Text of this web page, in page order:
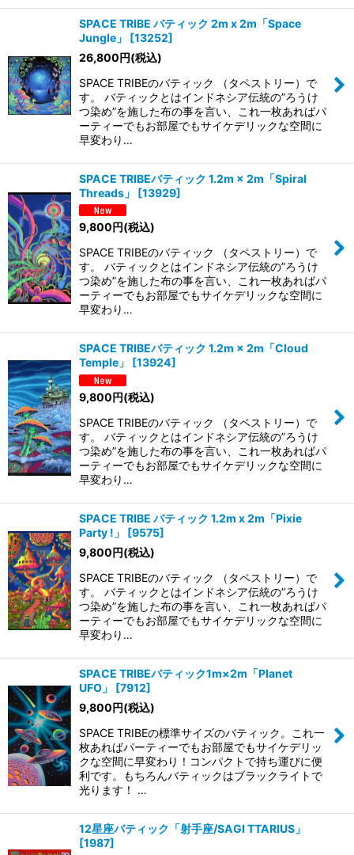
SPACE TRIBE バティック 2m x 2m「Space
Jungle」
[13252]
26,800円(税込)
SPACE TRIBEのバティック （タペストリー）で
す。 バティックとはインドネシア伝統の”ろうけ
つ染め”を施した布の事を言い、これ一枚あればパ
ーティーでもお部屋でもサイケデリックな空間に
早変わり…
SPACE TRIBEバティック 1.2m × 2m「Spiral
Threads」
[13929]
9,800円(税込)
SPACE TRIBEのバティック （タペストリー）で
す。 バティックとはインドネシア伝統の”ろうけ
つ染め”を施した布の事を言い、これ一枚あればパ
ーティーでもお部屋でもサイケデリックな空間に
早変わり…
SPACE TRIBEバティック 1.2m × 2m「Cloud
Temple」
[13924]
9,800円(税込)
SPACE TRIBEのバティック （タペストリー）で
す。 バティックとはインドネシア伝統の”ろうけ
つ染め”を施した布の事を言い、これ一枚あればパ
ーティーでもお部屋でもサイケデリックな空間に
早変わり…
SPACE TRIBE バティック 1.2m x 2m「Pixie
Party !」
[9575]
9,800円(税込)
SPACE TRIBEのバティック （タペストリー）で
す。 バティックとはインドネシア伝統の”ろうけ
つ染め”を施した布の事を言い、これ一枚あればパ
ーティーでもお部屋でもサイケデリックな空間に
早変わり…
SPACE TRIBEバティック1m×2m「Planet
UFO」
[7912]
9,800円(税込)
SPACE TRIBEの標準サイズのバティック。これ一
枚あればパーティーでもお部屋でもサイケデリッ
クな空間に早変わり！コンパクトで持ち運びに便
利です。もちろんバティックはブラックライトで
光ります！ …
12星座バティック「射手座/SAGI TTARIUS」
[1987]